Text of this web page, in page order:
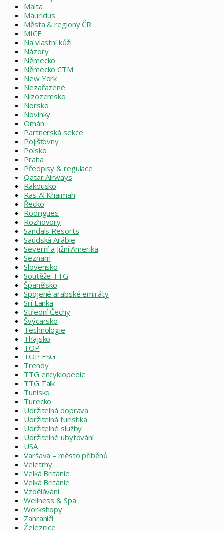
Malta
Mauricius
Města & regiony ČR
MICE
Na vlastní kůži
Názory
Německo
Německo CTM
New York
Nezařazené
Nizozemsko
Norsko
Novinky
Omán
Partnerská sekce
Pojišťovny
Polsko
Praha
Předpisy & regulace
Qatar Airways
Rakousko
Ras Al Khaimah
Řecko
Rodrigues
Rozhovory
Sandals Resorts
Saúdská Arábie
Severní a Jižní Amerika
Seznam
Slovensko
Soutěže TTG
Španělsko
Spojené arabské emiráty
Srí Lanka
Střední Čechy
Švýcarsko
Technologie
Thajsko
TOP
TOP ESG
Trendy
TTG encyklopedie
TTG Talk
Tunisko
Turecko
Udržitelná doprava
Udržitelná turistika
Udržitelné služby
Udržitelné ubytování
USA
Varšava – město příběhů
Veletrhy
Velká Británie
Velká Británie
Vzdělávání
Wellness & Spa
Workshopy
Zahraničí
Železnice